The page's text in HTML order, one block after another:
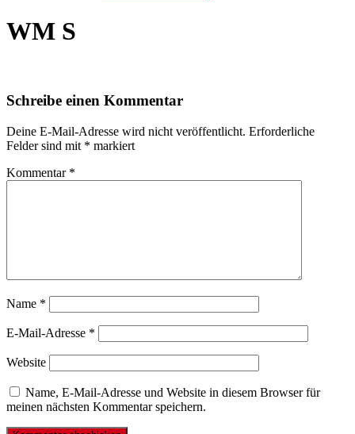
WM S
Schreibe einen Kommentar
Deine E-Mail-Adresse wird nicht veröffentlicht. Erforderliche
Felder sind mit * markiert
Kommentar *
Name *
E-Mail-Adresse *
Website
Name, E-Mail-Adresse und Website in diesem Browser für
meinen nächsten Kommentar speichern.